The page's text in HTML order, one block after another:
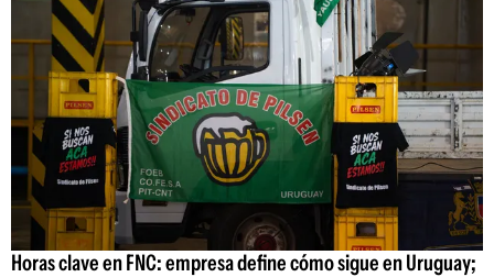
Horas clave en FNC: empresa define cómo sigue en Uruguay;